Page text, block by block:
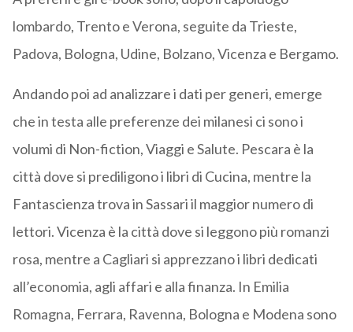
lombardo, Trento e Verona, seguite da Trieste,
Padova, Bologna, Udine, Bolzano, Vicenza e Bergamo.
Andando poi ad analizzare i dati per generi, emerge
che in testa alle preferenze dei milanesi ci sono i
volumi di Non-fiction, Viaggi e Salute. Pescara è la
città dove si prediligono i libri di Cucina, mentre la
Fantascienza trova in Sassari il maggior numero di
lettori. Vicenza è la città dove si leggono più romanzi
rosa, mentre a Cagliari si apprezzano i libri dedicati
all’economia, agli affari e alla finanza. In Emilia
Romagna, Ferrara, Ravenna, Bologna e Modena sono